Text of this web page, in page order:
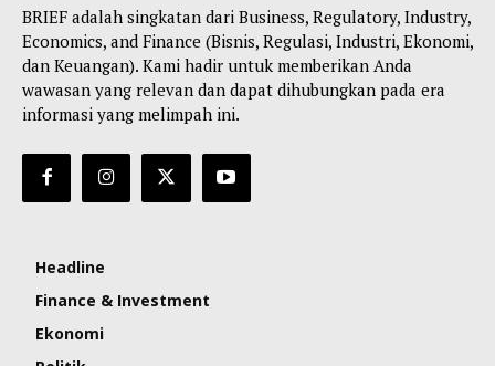
BRIEF adalah singkatan dari Business, Regulatory, Industry,
Economics, and Finance (Bisnis, Regulasi, Industri, Ekonomi,
dan Keuangan). Kami hadir untuk memberikan Anda
wawasan yang relevan dan dapat dihubungkan pada era
informasi yang melimpah ini.
Headline
Finance & Investment
Ekonomi